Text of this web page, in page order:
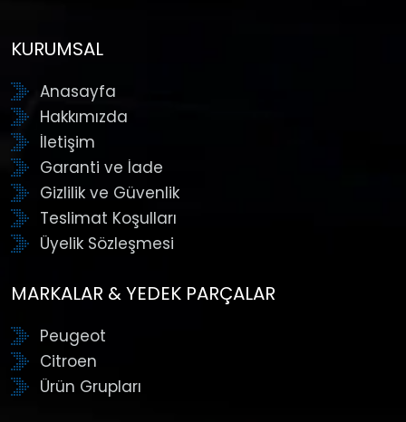
KURUMSAL
Anasayfa
Hakkımızda
İletişim
Garanti ve İade
Gizlilik ve Güvenlik
Teslimat Koşulları
Üyelik Sözleşmesi
MARKALAR & YEDEK PARÇALAR
Peugeot
Citroen
Ürün Grupları